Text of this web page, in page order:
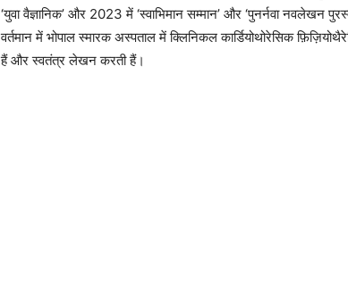
‘युवा वैज्ञानिक’ और 2023 में ‘स्वाभिमान सम्मान’ और ‘पुनर्नवा नवलेखन
वर्तमान में भोपाल स्मारक अस्पताल में क्लिनिकल कार्डियोथोरेसिक
हैं और स्वतंत्र लेखन करती हैं।